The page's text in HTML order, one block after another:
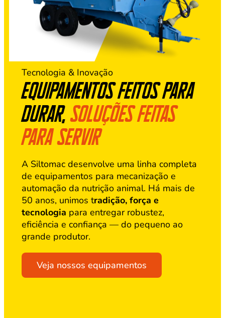
Tecnologia & Inovação
Equipamentos feitos para
durar,soluções feitas
para servir
A Siltomac desenvolve uma linha completa
de equipamentos para mecanização e
automação da nutrição animal. Há mais de
50 anos, unimos tradição, força e
tecnologia para entregar robustez,
eficiência e confiança — do pequeno ao
grande produtor.
Veja nossos equipamentos